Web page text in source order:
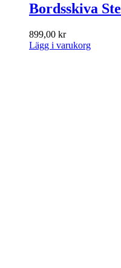
Bordsskiva
899,00 kr
Lägg i varukorg